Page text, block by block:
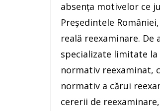
absenţa motivelor ce
Preşedintele
reală reexaminare.
specializate limitate
normativ reexaminat,
normativ a cărui
cererii de